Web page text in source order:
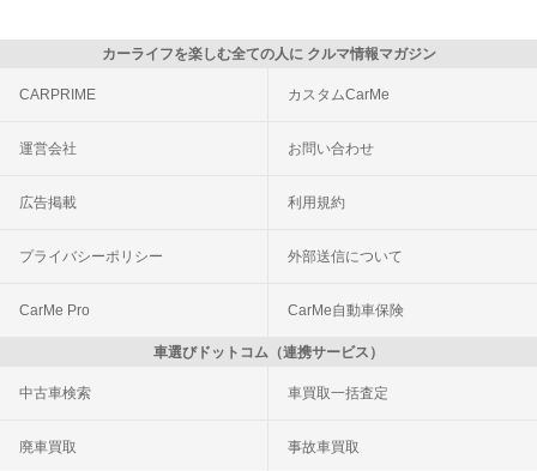
カーライフを楽しむ全ての人に クルマ情報マガジン
CARPRIME カスタムCarMe
運営会社 お問い合わせ
広告掲載 利用規約
プライバシーポリシー 外部送信について
CarMe Pro CarMe自動車保険
車選びドットコム（連携サービス）
中古車検索 車買取一括査定
廃車買取 事故車買取